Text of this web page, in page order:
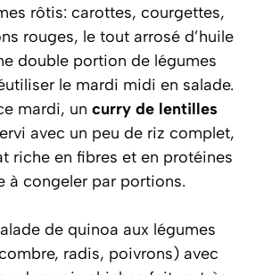
rôtis: carottes, courgettes,
rouges, le tout arrosé d’huile
double portion de légumes
le mardi midi en salade.
mardi, un curry de lentilles
avec un peu de riz complet,
riche en fibres et en protéines
à congeler par portions.
de quinoa aux légumes
radis, poivrons) avec